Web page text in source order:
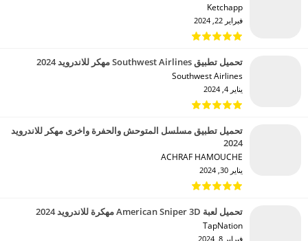
Ketchapp‏
فبراير 22, 2024
تحميل تطبيق Southwest Airlines مهكر للاندرويد 2024
Southwest Airlines‏
يناير 4, 2024
تحميل تطبيق مسلسل المتوحش والحفرة واخرى مهكر للاندرويد
2024
ACHRAF HAMOUCHE‏
يناير 30, 2024
تحميل لعبة American Sniper 3D مهكرة للاندرويد 2024
TapNation‏
فبراير 8, 2024